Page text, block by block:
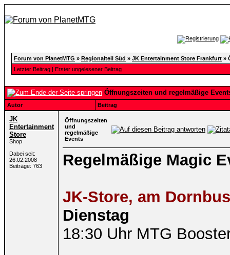
Forum von PlanetMTG » Regionalteil Süd » JK Entertainment Store Frankfurt »
Letzter Beitrag | Erster ungelesener Beitrag
Öffnungszeiten und regelmäßige
Autor Beitrag
JK
Entertainment
Store
Shop
Dabei seit:
26.02.2008
Beiträge: 763
Öffnungszeiten
und
regelmäßige
Events
Regelmäßige Magic
JK-Store, am
Dienstag
18:30 Uhr MTG